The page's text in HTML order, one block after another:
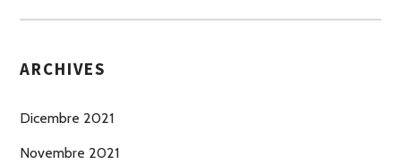
ARCHIVES
Dicembre 2021
Novembre 2021